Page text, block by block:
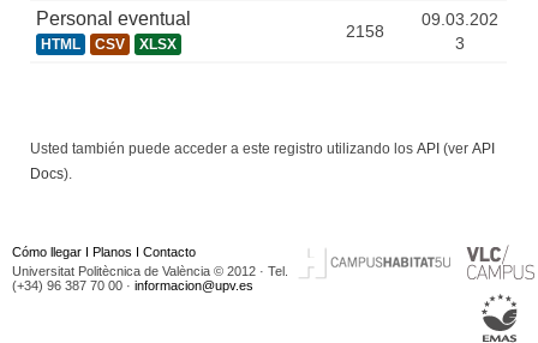
Personal eventual
HTML CSV XLSX
2158
09.03.202
3
Usted también puede acceder a este registro utilizando los API (ver API
Docs).
Cómo llegar I Planos I Contacto
Universitat Politècnica de València © 2012 · Tel.
(+34) 96 387 70 00 · informacion@upv.es